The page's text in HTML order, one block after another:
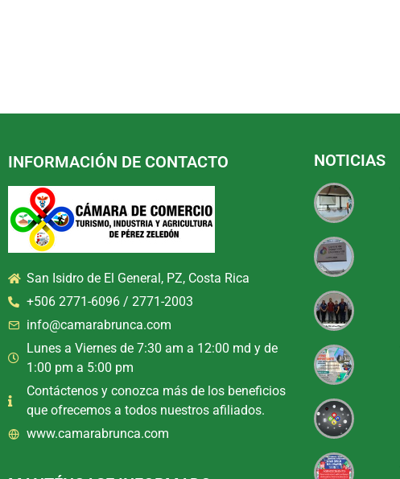
INFORMACIÓN DE CONTACTO
San Isidro de El General, PZ, Costa Rica
+506 2771-6096 / 2771-2003
info@camarabrunca.com
Lunes a Viernes de 7:30 am a 12:00 md y de
1:00 pm a 5:00 pm
Contáctenos y conozca más de los beneficios
que ofrecemos a todos nuestros afiliados.
www.camarabrunca.com
NOTICIAS